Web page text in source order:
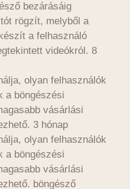
bezárásáig
rögzít, melyből a
a felhasználó
videókról. 8
olyan felhasználók
a böngészési
vásárlási
3 hónap
olyan felhasználók
a böngészési
vásárlási
böngésző